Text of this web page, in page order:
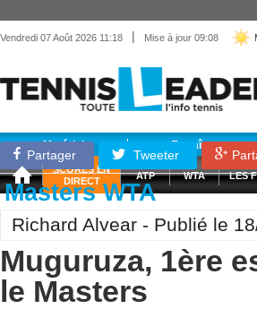
Vendredi 07 Août 2026 11:18 | Mise à jour 09:08
Matériel Entraînement
SCORES EN
DIRECT
ATP WTA LES
Partager Tweeter
Masters WTA
Richard Alvear - Publié le
Muguruza, 1ère
le Masters